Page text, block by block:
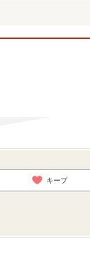
キープ